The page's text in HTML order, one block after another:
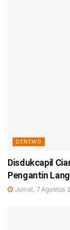
DENEWS
Disdukcapil
Pengantin
Jumat, 7 Agustus